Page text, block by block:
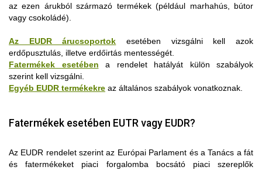
az ezen árukból származó termékek (például marhahús, bútor
vagy csokoládé).
Az EUDR árucsoportok esetében vizsgálni kell azok
erdőpusztulás, illetve erdőirtás mentességét.
Fatermékek esetében a rendelet hatályát külön szabályok
szerint kell vizsgálni.
Egyéb EUDR termékekre az általános szabályok vonatkoznak.
Fatermékek esetében EUTR vagy EUDR?
Az EUDR rendelet szerint az Európai Parlament és a Tanács a fát
és fatermékeket piaci forgalomba bocsátó piaci szereplők